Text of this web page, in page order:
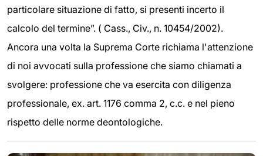
particolare situazione di fatto, si presenti incerto il
calcolo del termine”. ( Cass., Civ., n. 10454/2002).
Ancora una volta la Suprema Corte richiama l'attenzione
di noi avvocati sulla professione che siamo chiamati a
svolgere: professione che va esercita con diligenza
professionale, ex. art. 1176 comma 2, c.c. e nel pieno
rispetto delle norme deontologiche.